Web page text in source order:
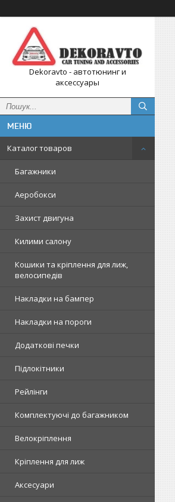
Dekoravto - автотюнинг и
аксессуары
Каталог товаров
Багажники
Аеробокси
Захист двигуна
Килими салону
Кошики та кріплення для лиж,
велосипедів
Накладки на бампер
Накладки на пороги
Додаткові печки
Підлокітники
Рейлінги
Комплектуючі до багажником
Велокріплення
Кріплення для лиж
Аксесуари